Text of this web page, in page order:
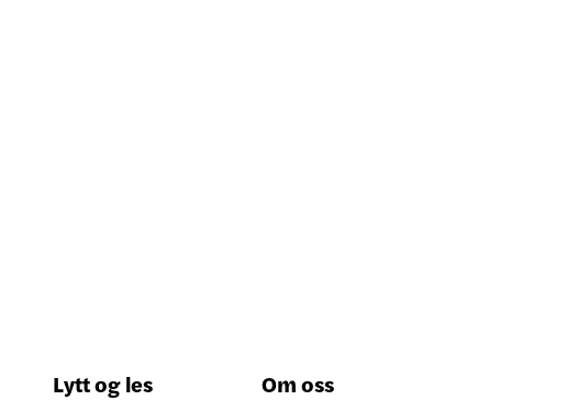
Lytt og les Om oss